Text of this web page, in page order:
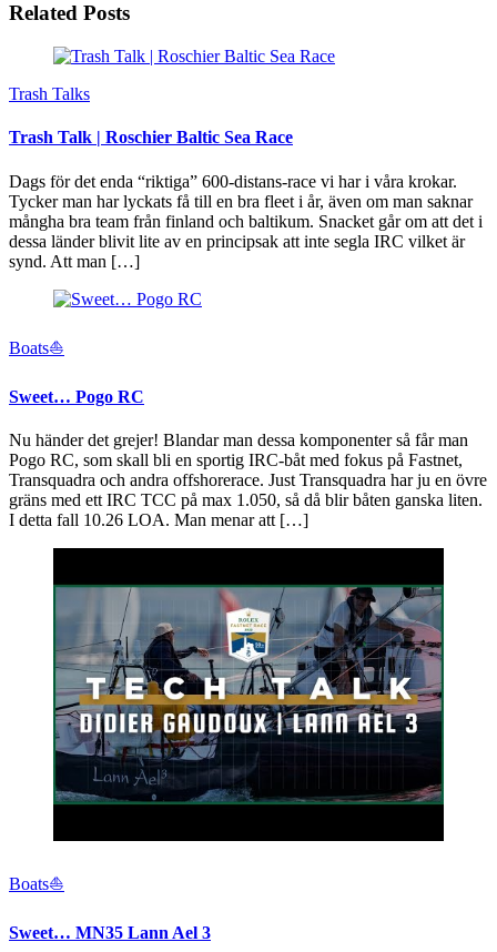
Related Posts
Trash Talks
Trash Talk | Roschier Baltic Sea Race
Dags för det enda “riktiga” 600-distans-race vi har i våra krokar.
Tycker man har lyckats få till en bra fleet i år, även om man saknar
mångha bra team från finland och baltikum. Snacket går om att det i
dessa länder blivit lite av en principsak att inte segla IRC vilket är
synd. Att man […]
Boats⛵️
Sweet… Pogo RC
Nu händer det grejer! Blandar man dessa komponenter så får man
Pogo RC, som skall bli en sportig IRC-båt med fokus på Fastnet,
Transquadra och andra offshorerace. Just Transquadra har ju en övre
gräns med ett IRC TCC på max 1.050, så då blir båten ganska liten.
I detta fall 10.26 LOA. Man menar att […]
Boats⛵️
Sweet… MN35 Lann Ael 3